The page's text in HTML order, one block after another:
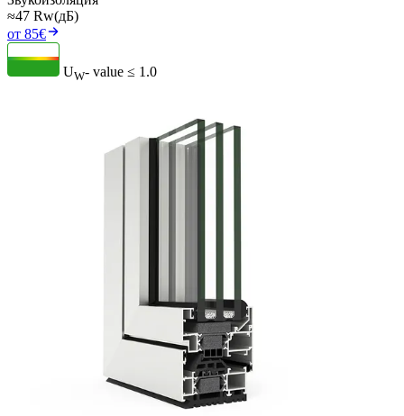
≈47 Rw(дБ)
от 85€
UW- value ≤ 1.0